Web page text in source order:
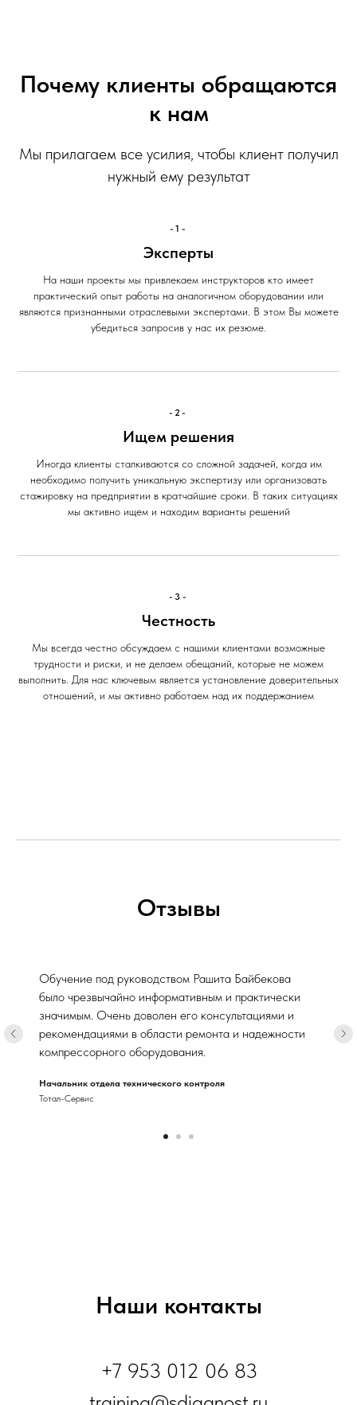
Почему клиенты обращаются
к нам
Мы прилагаем все усилия, чтобы клиент получил
нужный ему результат
-1-
Эксперты
На наши проекты мы привлекаем инструкторов кто имеет
практический опыт работы на аналогичном оборудовании или
являются признанными отраслевыми экспертами. В этом Вы можете
убедиться запросив у нас их резюме.
-2-
Ищем решения
Иногда клиенты сталкиваются со сложной задачей, когда им
необходимо получить уникальную экспертизу или организовать
стажировку на предприятии в кратчайшие сроки. В таких ситуациях
мы активно ищем и находим варианты решений
-3-
Честность
Мы всегда честно обсуждаем с нашими клиентами возможные
трудности и риски, и не делаем обещаний, которые не можем
выполнить. Для нас ключевым является установление доверительных
отношений, и мы активно работаем над их поддержанием
Отзывы
Обучение под руководством Рашита Байбекова
было чрезвычайно информативным и практически
значимым. Очень доволен его консультациями и
рекомендациями в области ремонта и надежности
компрессорного оборудования.
Начальник отдела технического контроля
Тотал-Сервис
Наши контакты
+7 953 012 06 83